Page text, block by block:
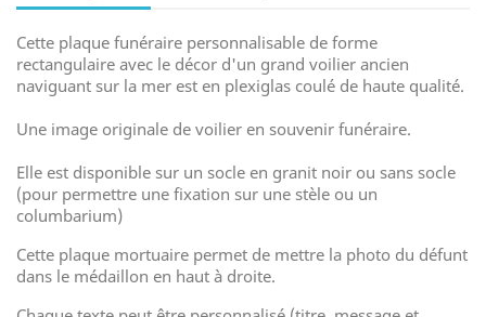
Cette plaque funéraire personnalisable de forme
rectangulaire avec le décor d'un grand voilier ancien
naviguant sur la mer est en plexiglas coulé de haute qualité.
Une image originale de voilier en souvenir funéraire.
Elle est disponible sur un socle en granit noir ou sans socle
(pour permettre une fixation sur une stèle ou un
columbarium)
Cette plaque mortuaire permet de mettre la photo du défunt
dans le médaillon en haut à droite.